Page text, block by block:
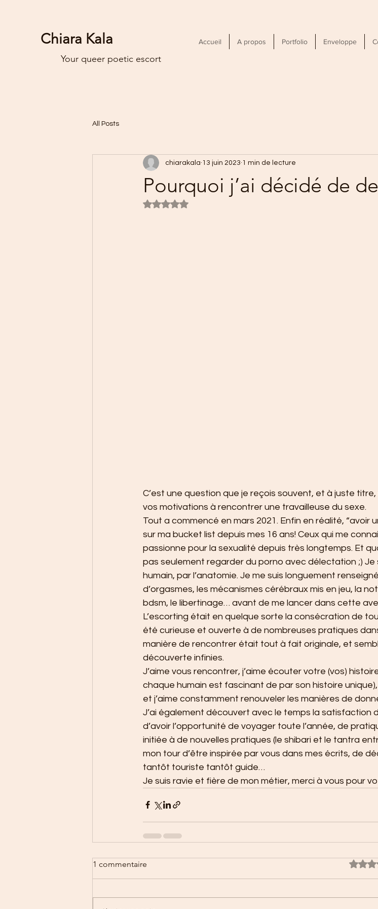
Chiara Kala Accueil A propos Portfolio Enveloppe
Your queer poetic escort
All Posts
Pourquoi j’ai décidé de
chiarakala 13 juin 2023 1 min de lecture
Noté NaN étoiles sur 5.
C’est une question que je reçois souvent, et à juste
vos motivations à rencontrer une travailleuse du sexe.
Tout a commencé en mars 2021. Enfin en réalité, “avoir
sur ma bucket list depuis mes 16 ans! Ceux qui me
passionne pour la sexualité depuis très longtemps. Et
pas seulement regarder du porno avec délectation ;) Je
humain, par l’anatomie. Je me suis longuement
d’orgasmes, les mécanismes cérébraux mis en jeu, la
bdsm, le libertinage… avant de me lancer dans cette
L’escorting était en quelque sorte la consécration de
été curieuse et ouverte à de nombreuses pratiques
manière de rencontrer était tout à fait originale, et
découverte infinies.
J’aime vous rencontrer, j’aime écouter votre (vos)
chaque humain est fascinant de par son histoire
et j’aime constamment renouveler les manières de
J’ai également découvert avec le temps la satisfaction
d’avoir l’opportunité de voyager toute l’année, de
initiée à de nouvelles pratiques (le shibari et le tantra
mon tour d’être inspirée par vous dans mes écrits, de
tantôt touriste tantôt guide…
Je suis ravie et fière de mon métier, merci à vous pour
1 commentaire Noté